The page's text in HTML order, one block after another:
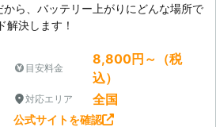
ら、バッテリー上がりにどんな場所で
解決します！
目安料金
8,800円～（税
込）
対応エリア 全国
公式サイトを確認